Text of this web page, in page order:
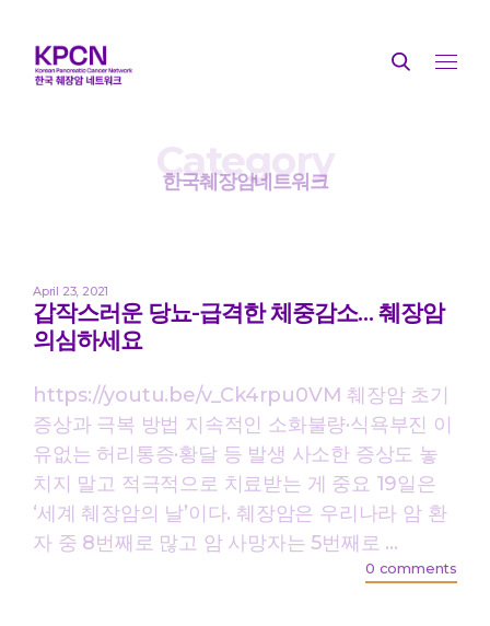
Category
한국췌장암네트워크
April 23, 2021
갑작스러운 당뇨-급격한 체중감소… 췌장암
의심하세요
https://youtu.be/v_Ck4rpu0VM 췌장암 초기
증상과 극복 방법 지속적인 소화불량·식욕부진 이
유없는 허리통증·황달 등 발생 사소한 증상도 놓
치지 말고 적극적으로 치료받는 게 중요 19일은
‘세계 췌장암의 날’이다. 췌장암은 우리나라 암 환
자 중 8번째로 많고 암 사망자는 5번째로 ...
0 comments